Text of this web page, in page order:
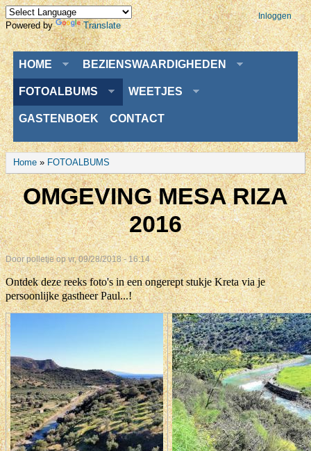
Inloggen
Powered by Translate
Menu
HOME BEZIENSWAARDIGHEDEN
FOTOALBUMS WEETJES
GASTENBOEK CONTACT
U bent hier
Home » FOTOALBUMS
OMGEVING MESA RIZA
2016
Doorpolletjeop vr, 09/28/2018 - 16:14
Ontdek deze reeks foto's in een ongerept stukje Kreta via je
persoonlijke gastheer Paul...!